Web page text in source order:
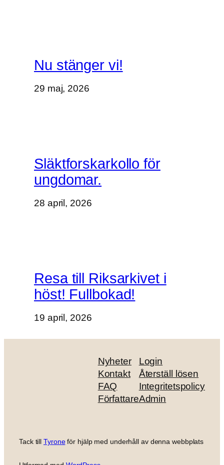
Nu stänger vi!
29 maj, 2026
Släktforskarkollo för
ungdomar.
28 april, 2026
Resa till Riksarkivet i
höst! Fullbokad!
19 april, 2026
Nyheter
Kontakt
FAQ
Författare
Login
Återställ lösen
Integritetspolicy
Admin
Tack tillTyroneför hjälp med underhåll av denna webbplats